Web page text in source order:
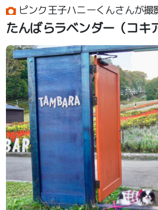
ピンク王子ハニーくんさんが撮
たんばらラベンダー（コキ